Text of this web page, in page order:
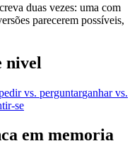
duas vezes: uma com
parecerem possíveis,
nivel
vs. perguntarganhar vs.
se
em memoria